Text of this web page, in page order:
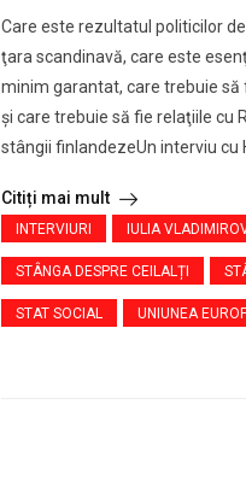
Care este rezultatul politicilor
ţara scandinavă, care este
minim garantat, care trebuie să
şi care trebuie să fie relaţiile cu
stângii finlandezeUn interviu cu
Citiți mai mult
INTERVIURI IULIA
STÂNGA DESPRE CEILALȚI
STAT SOCIAL UNIUNEA